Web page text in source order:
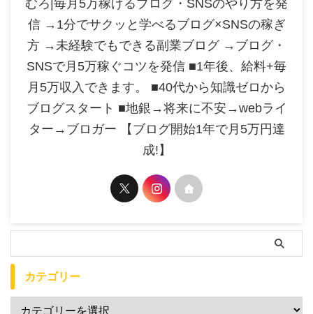
むろ|毎月5万稼げるブログ・SNSのやり方を発
信 →1分でサクッと学べるブログ×SNSの稼ぎ
方 →未経験でもできる副業ブログ →ブログ・
SNSで月5万稼ぐコツを発信 ■1年後、給料+毎
月5万収入できます。 ■40代から知識ゼロから
ブログスタート ■地銀→将来に不安→webライ
ター→ブロガー 【ブログ開始1年で月5万円達
成!】
カテゴリー